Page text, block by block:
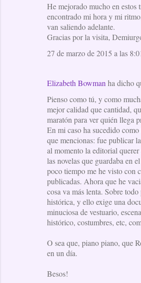
He mejorado mucho en estos
encontrado mi hora y mi
van saliendo adelante.
Gracias por la visita,
27 de marzo de 2015 a las
Elizabeth Bowman ha dicho
Pienso como tú, y como
mejor calidad que cantidad,
maratón para ver quién llega
En mi caso ha sucedido
que mencionas: fue publicar
al momento la editorial querer
las novelas que guardaba en
poco tiempo me he visto con
publicadas. Ahora que he
cosa va más lenta. Sobre
histórica, y ello exige una
minuciosa de vestuario,
histórico, costumbres, etc,
O sea que, piano piano, que
en un día.
Besos!